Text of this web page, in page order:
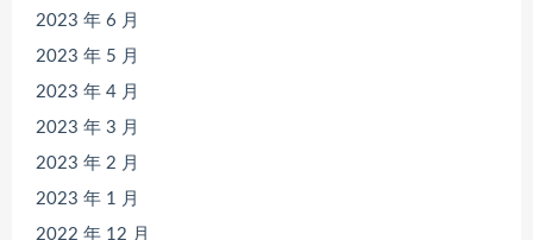
2023 年 6 月
2023 年 5 月
2023 年 4 月
2023 年 3 月
2023 年 2 月
2023 年 1 月
2022 年 12 月